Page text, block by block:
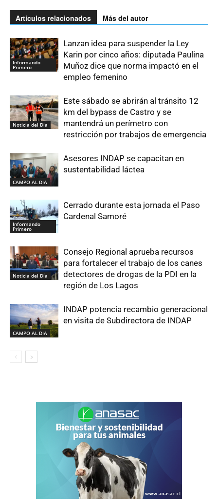
Artículos relacionados Más del autor
Informando
Primero
Lanzan idea para suspender la Ley
Karin por cinco años: diputada Paulina
Muñoz dice que norma impactó en el
empleo femenino
Noticia del Día
Este sábado se abrirán al tránsito 12
km del bypass de Castro y se
mantendrá un perímetro con
restricción por trabajos de emergencia
CAMPO AL DIA
Asesores INDAP se capacitan en
sustentabilidad láctea
Informando
Primero
Cerrado durante esta jornada el Paso
Cardenal Samoré
Noticia del Día
Consejo Regional aprueba recursos
para fortalecer el trabajo de los canes
detectores de drogas de la PDI en la
región de Los Lagos
CAMPO AL DIA
INDAP potencia recambio generacional
en visita de Subdirectora de INDAP